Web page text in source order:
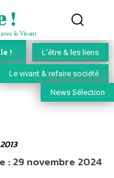
!
le Vivant
! L'être & les liens
Le vivant & refaire société
News Sélection
:29 novembre 2024